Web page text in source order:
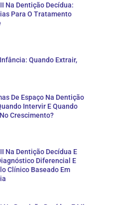
Na Dentição Decídua:
Para O Tratamento
Quando Extrair,
De Espaço Na Dentição
Intervir E Quando
Crescimento?
Na Dentição Decídua E
Diferencial E
Clínico Baseado Em